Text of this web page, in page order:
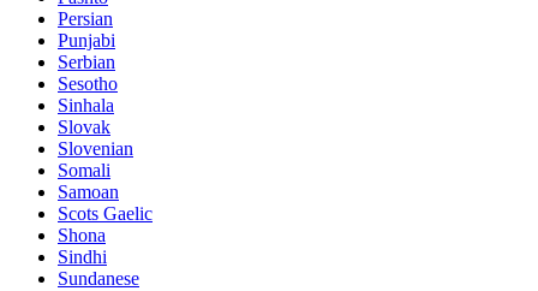
Persian
Punjabi
Serbian
Sesotho
Sinhala
Slovak
Slovenian
Somali
Samoan
Scots Gaelic
Shona
Sindhi
Sundanese